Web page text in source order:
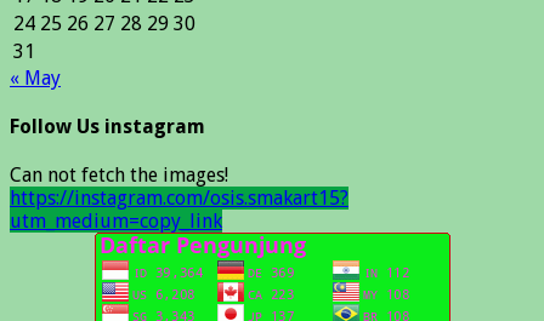
24 25 26 27 28 29 30
31
« May
Follow Us instagram
Can not fetch the images!
https://instagram.com/osis.smakart15?
utm_medium=copy_link